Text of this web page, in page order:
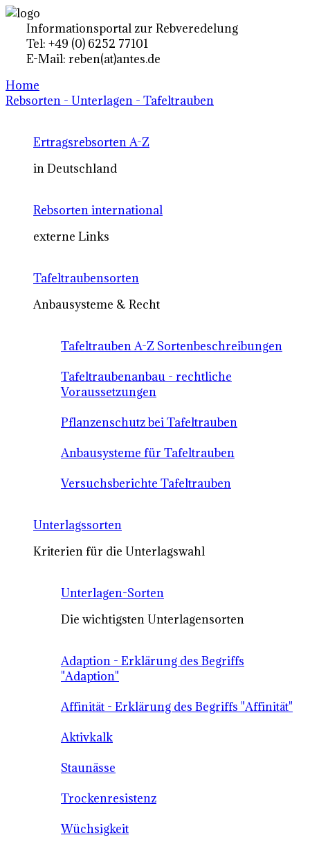
Informationsportal zur Rebveredelung
Tel: +49 (0) 6252 77101
E-Mail: reben(at)antes.de
Home
Rebsorten - Unterlagen - Tafeltrauben
Ertragsrebsorten A-Z
in Deutschland
Rebsorten international
externe Links
Tafeltraubensorten
Anbausysteme & Recht
Tafeltrauben A-Z Sortenbeschreibungen
Tafeltraubenanbau - rechtliche
Voraussetzungen
Pflanzenschutz bei Tafeltrauben
Anbausysteme für Tafeltrauben
Versuchsberichte Tafeltrauben
Unterlagssorten
Kriterien für die Unterlagswahl
Unterlagen-Sorten
Die wichtigsten Unterlagensorten
Adaption - Erklärung des Begriffs
"Adaption"
Affinität - Erklärung des Begriffs "Affinität"
Aktivkalk
Staunässe
Trockenresistenz
Wüchsigkeit